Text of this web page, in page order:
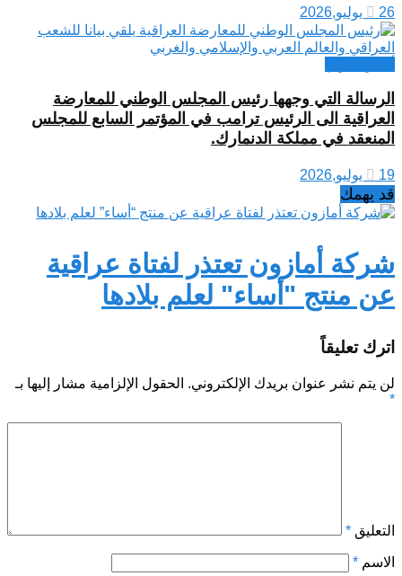
26 يوليو,2026
الرسالة التي وجهها رئيس المجلس الوطني للمعارضة
العراقية الى الرئيس ترامب في المؤتمر السابع للمجلس
المنعقد في مملكة الدنمارك.
19 يوليو,2026
قد يهمك
شركة أمازون تعتذر لفتاة عراقية
عن منتج "أساء" لعلم بلادها
اترك تعليقاً
لن يتم نشر عنوان بريدك الإلكتروني. الحقول الإلزامية مشار إليها بـ
*
التعليق *
الاسم *